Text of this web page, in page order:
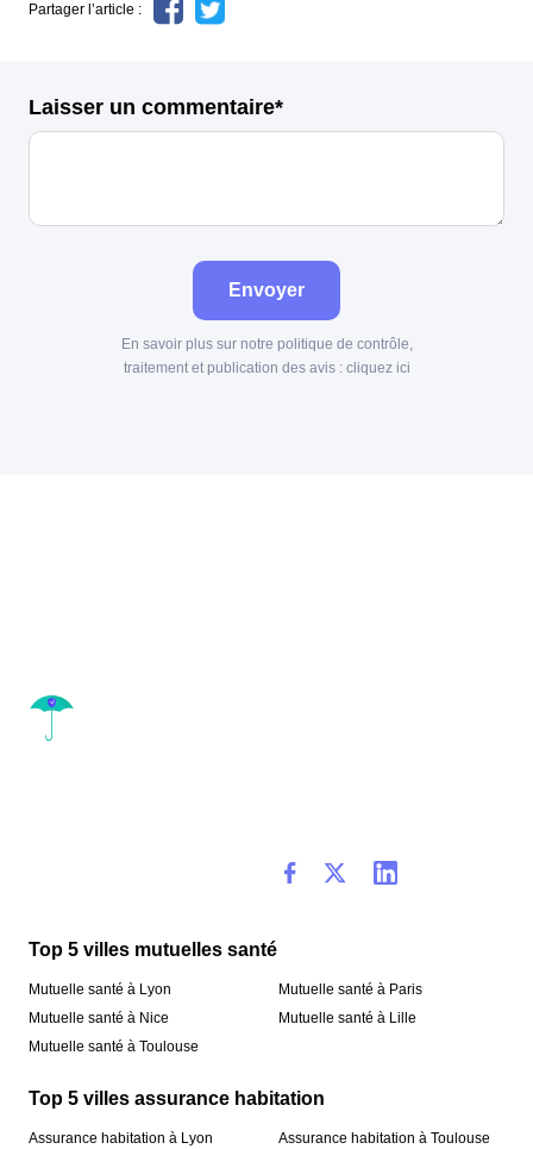
Partager l’article :
Laisser un commentaire*
Envoyer
En savoir plus sur notre politique de contrôle,
traitement et publication des avis : cliquez ici
Top 5 villes mutuelles santé
Mutuelle santé à Lyon
Mutuelle santé à Nice
Mutuelle santé à Toulouse
Mutuelle santé à Paris
Mutuelle santé à Lille
Top 5 villes assurance habitation
Assurance habitation à Lyon Assurance habitation à Toulouse